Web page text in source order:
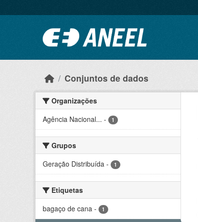
Conjuntos de dados
Organizações
Agência Nacional... - 1
Grupos
Geração Distribuída - 1
Etiquetas
bagaço de cana - 1